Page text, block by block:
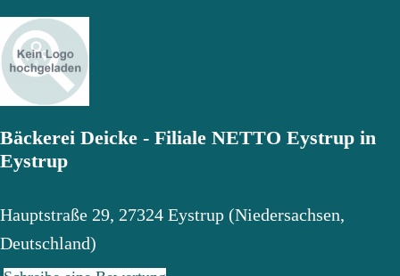
Bäckerei Deicke - Filiale NETTO Eystrup in
Eystrup
Hauptstraße 29, 27324 Eystrup (Niedersachsen,
Deutschland)